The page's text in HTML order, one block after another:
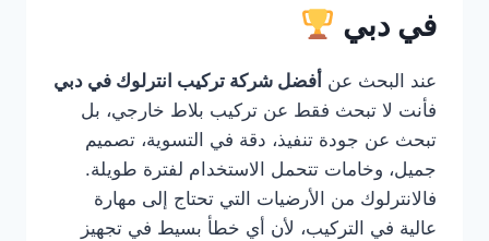
في دبي
عند البحث عن أفضل شركة تركيب انترلوك في دبي
فأنت لا تبحث فقط عن تركيب بلاط خارجي، بل
تبحث عن جودة تنفيذ، دقة في التسوية، تصميم
جميل، وخامات تتحمل الاستخدام لفترة طويلة.
فالانترلوك من الأرضيات التي تحتاج إلى مهارة
عالية في التركيب، لأن أي خطأ بسيط في تجهيز